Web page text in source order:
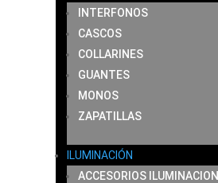
INTERFONOS
CASCOS
COLLARINES
GUANTES
MONOS
ZAPATILLAS
ILUMINACIÓN
ACCESORIOS ILUMINACION